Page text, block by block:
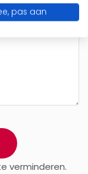
verminderen.
pas aan